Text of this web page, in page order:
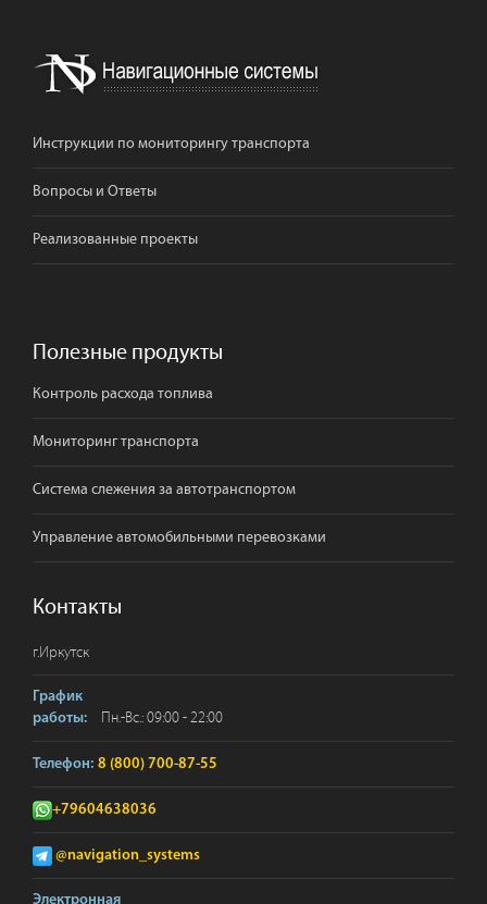
Инструкции по мониторингу транспорта
Вопросы и Ответы
Реализованные проекты
Полезные продукты
Контроль расхода топлива
Мониторинг транспорта
Система слежения за автотранспортом
Управление автомобильными перевозками
Контакты
г.Иркутск
График
работы:
Пн.-Вс.: 09:00 - 22:00
Телефон: 8 (800) 700-87-55
+79604638036
@navigation_systems
Электронная